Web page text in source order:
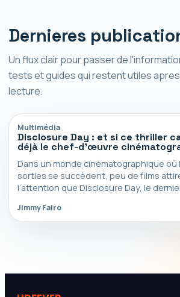
Dernieres
Un flux clair pour passer de
tests et guides qui restent utiles
lecture.
Multimédia
Disclosure Day : et si ce thriller
déjà le chef-d’œuvre
2026 ?
Dans un monde cinématographique où
sorties se succèdent, peu de films
l’attention que Disclosure Day, le
Jimmy Falro